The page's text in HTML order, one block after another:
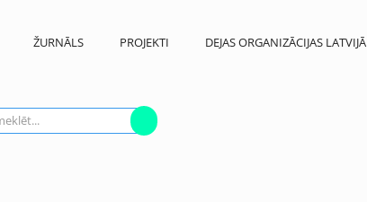
ŽURNĀLS PROJEKTI DEJAS ORGANIZĀCIJAS LATVIJĀ